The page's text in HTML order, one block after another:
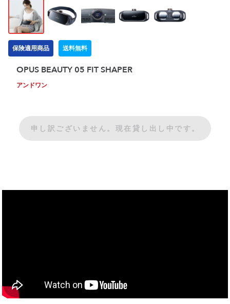
保険適用商品 送料無料
OPUS BEAUTY 05 FIT SHAPER
アンドワン
申し訳ございません。現在貸し出し中です。